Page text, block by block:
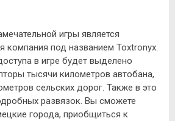
игры является
компания под названием Toxtronyx.
в игре будет выделено
тысячи километров автобана,
сельских дорог. Также в это
развязок. Вы сможете
города, приобщиться к